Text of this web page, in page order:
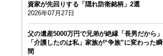
資家が先回りする「隠れ防衛銘柄」2選
2026年07月27日
父の遺産5000万円で兄弟が絶縁「長男だから」
「介護したのは私」家族が“争族”に変わった瞬
間